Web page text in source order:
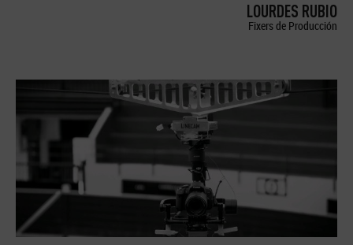
LOURDES RUBIO
Fixers de Producción